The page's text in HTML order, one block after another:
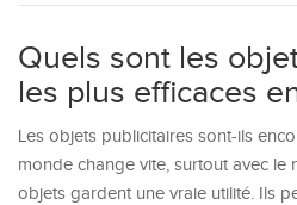
Quels sont les
les plus efficaces
Les objets publicitaires sont-ils
monde change vite, surtout avec le
objets gardent une vraie utilité. Ils